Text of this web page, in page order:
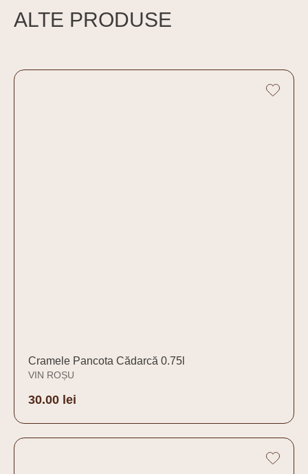
ALTE PRODUSE
VIN ROȘU
Cramele Pancota Cădarcă 0.75l
30.00 lei